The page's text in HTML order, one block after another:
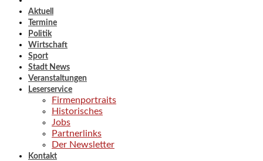
Aktuell
Termine
Politik
Wirtschaft
Sport
Stadt News
Veranstaltungen
Leserservice
Firmenportraits
Historisches
Jobs
Partnerlinks
Der Newsletter
Kontakt